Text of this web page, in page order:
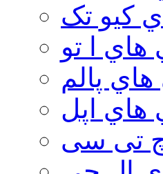
کیو تک
ا تو
پالم
اپل
تی سی